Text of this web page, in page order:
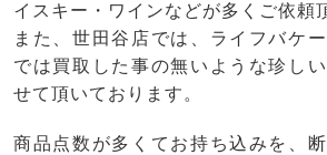
イスキー・ワインなどが多くご依頼
また、世田谷店では、ライフバケ
では買取した事の無いような珍し
せて頂いております。
商品点数が多くてお持ち込みを、